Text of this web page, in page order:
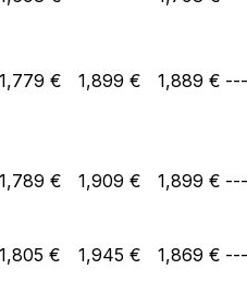
1,779 € 1,899 € 1,889 € ---
1,789 € 1,909 € 1,899 € ---
1,805 € 1,945 € 1,869 € ---